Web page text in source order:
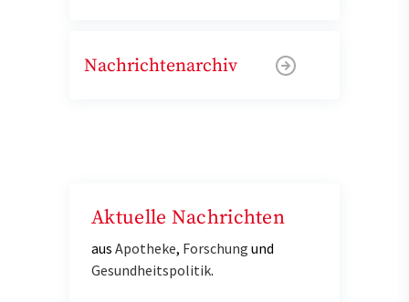
Nachrichtenarchiv
Aktuelle Nachrichten
aus Apotheke, Forschung und
Gesundheitspolitik.